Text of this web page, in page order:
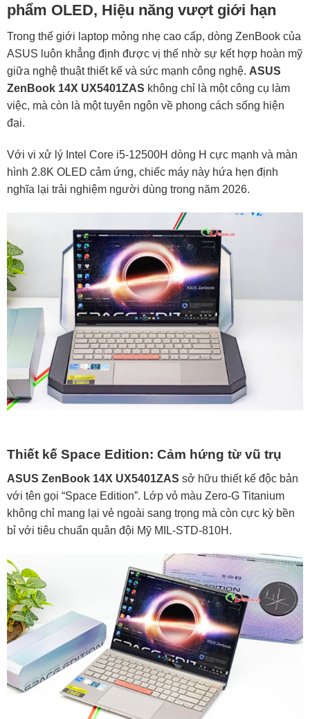
phẩm OLED, Hiệu năng vượt giới hạn
Trong thế giới laptop mỏng nhẹ cao cấp, dòng ZenBook của
ASUS luôn khẳng định được vị thế nhờ sự kết hợp hoàn mỹ
giữa nghệ thuật thiết kế và sức mạnh công nghệ. ASUS
ZenBook 14X UX5401ZAS không chỉ là một công cụ làm
việc, mà còn là một tuyên ngôn về phong cách sống hiện
đại.
Với vi xử lý Intel Core i5-12500H dòng H cực mạnh và màn
hình 2.8K OLED cảm ứng, chiếc máy này hứa hẹn định
nghĩa lại trải nghiệm người dùng trong năm 2026.
Thiết kế Space Edition: Cảm hứng từ vũ trụ
ASUS ZenBook 14X UX5401ZAS sở hữu thiết kế độc bản
với tên gọi “Space Edition”. Lớp vỏ màu Zero-G Titanium
không chỉ mang lại vẻ ngoài sang trọng mà còn cực kỳ bền
bỉ với tiêu chuẩn quân đội Mỹ MIL-STD-810H.